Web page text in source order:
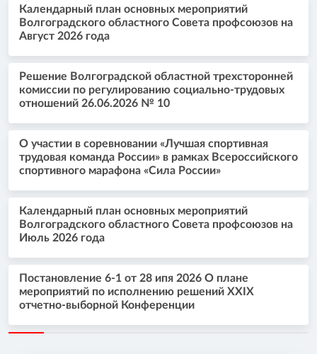
Календарный план основных мероприятий
Волгоградского областного Совета профсоюзов на
Август 2026 года
Решение Волгоградской областной трехсторонней
комиссии по регулированию социально-трудовых
отношений 26.06.2026 № 10
О участии в соревновании «Лучшая спортивная
трудовая команда России» в рамках Всероссийского
спортивного марафона «Сила России»
Календарный план основных мероприятий
Волгоградского областного Совета профсоюзов на
Июль 2026 года
Постановление 6-1 от 28 ипя 2026 О плане
мероприятий по исполнению решений XXIX
отчетно-выборной Конференции